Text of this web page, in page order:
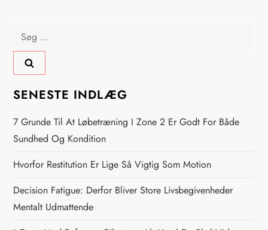
l
æ
g
s
n
a
v
Søg
efter:
SENESTE INDLÆG
7 Grunde Til At Løbetræning I Zone 2 Er Godt For Både
Sundhed Og Kondition
Hvorfor Restitution Er Lige Så Vigtig Som Motion
Decision Fatigue: Derfor Bliver Store Livsbegivenheder
Mentalt Udmattende